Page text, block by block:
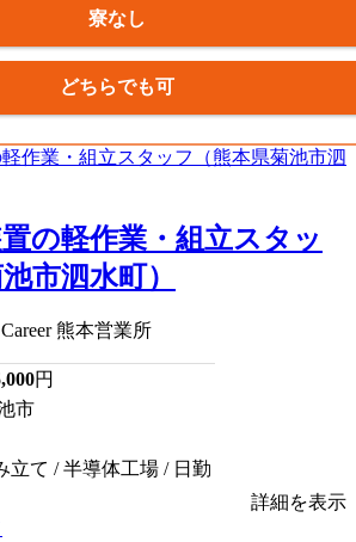
寮なし
どちらでも可
の軽作業・組立スタッ
市泗水町）
熊本営業所
円
市
立て / 半導体工場 / 日勤
詳細を表示